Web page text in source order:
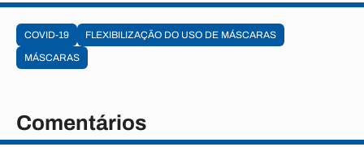
COVID-19
FLEXIBILIZAÇÃO DO USO DE MÁSCARAS
MÁSCARAS
Comentários